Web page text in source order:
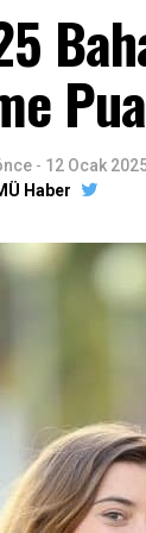
- 12 Ocak
Haber